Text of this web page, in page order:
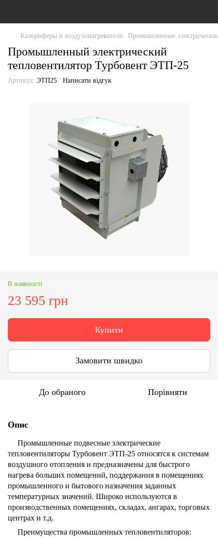
Калориферы и воздухонагреватели Промышленные
Промышленный электрический
тепловентилятор Турбовент ЭТП-25
Артикул: ЭТП25 Написати відгук
В наявності
23 595 грн
Купити
Замовити швидко
До обраного Порівняти
Опис
Промышленные подвесные электрические
тепловентиляторы Турбовент ЭТП-25 относятся к системам
воздушного отопления и предназначены для быстрого
нагрева больших помещений, поддержания в помещениях
промышленного и бытового назначения заданных
температурных значений. Широко используются в
производственных помещениях, складах, ангарах, торговых
центрах и т.д.
Преимущества промышленных тепловентиляторов: